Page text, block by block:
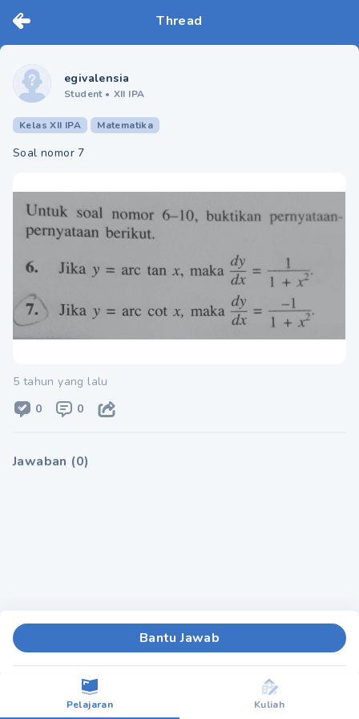
Thread
egivalensia
Student • XII IPA
Kelas XII IPA Matematika
Soal nomor 7
5 tahun yang lalu
0
0
Jawaban (0)
Bantu Jawab
Pelajaran Kuliah